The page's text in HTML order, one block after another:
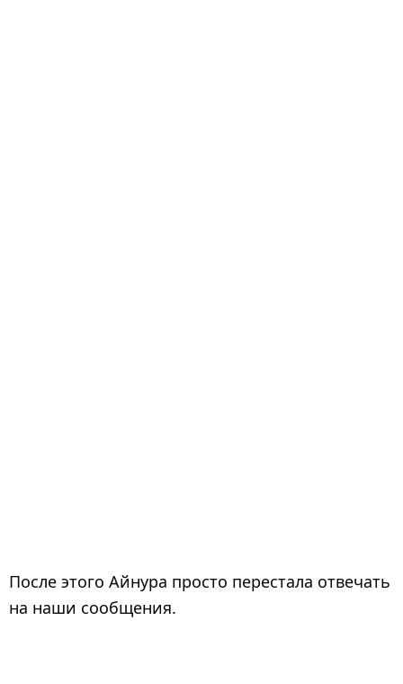
После этого Айнура просто перестала отвечать
на наши сообщения.